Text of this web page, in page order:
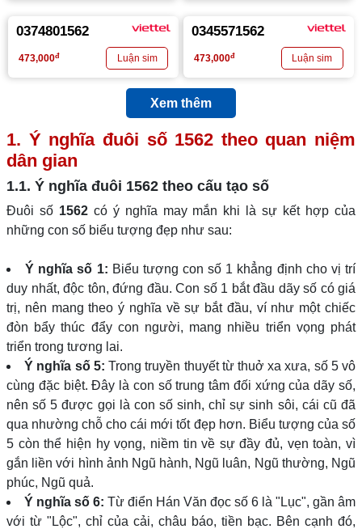
0374801562
473,000đ
0345571562
473,000đ
Xem thêm
1. Ý nghĩa đuôi số 1562 theo quan niệm
dân gian
1.1. Ý nghĩa đuôi 1562 theo cấu tạo số
Đuôi số 1562có ý nghĩa may mắn khi là sự kết hợp của
những con số biểu tượng đẹp như sau:
Ý nghĩa số 1: Biểu tượng con số 1 khẳng định cho vị trí
duy nhất, độc tôn, đứng đầu. Con số 1 bắt đầu dãy số có giá
trị, nên mang theo ý nghĩa về sự bắt đầu, ví như một chiếc
đòn bẩy thúc đẩy con người, mang nhiều triển vọng phát
triển trong tương lai.
Ý nghĩa số 5: Trong truyền thuyết từ thuở xa xưa, số 5 vô
cùng đặc biệt. Đây là con số trung tâm đối xứng của dãy số,
nên số 5 được gọi là con số sinh, chỉ sự sinh sôi, cái cũ đã
qua nhường chỗ cho cái mới tốt đẹp hơn. Biểu tượng của số
5 còn thể hiện hy vọng, niềm tin về sự đầy đủ, vẹn toàn, vì
gắn liền với hình ảnh Ngũ hành, Ngũ luân, Ngũ thường, Ngũ
phúc, Ngũ quả.
Ý nghĩa số 6: Từ điển Hán Văn đọc số 6 là "Lục", gần âm
với từ "Lộc", chỉ của cải, châu báo, tiền bạc. Bên cạnh đó,